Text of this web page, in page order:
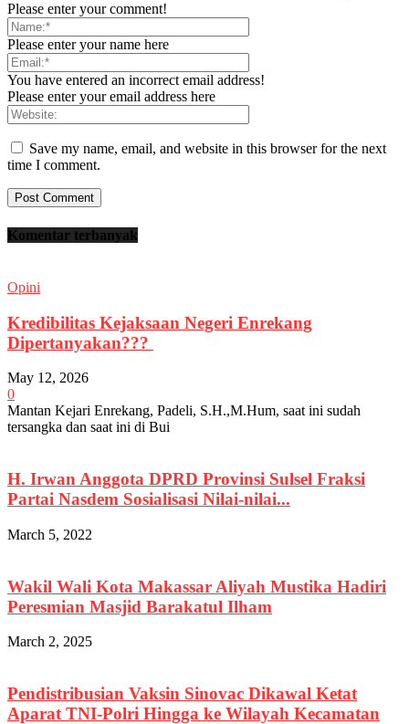
Please enter your comment!
Please enter your name here
You have entered an incorrect email address!
Please enter your email address here
Save my name, email, and website in this browser for the next
time I comment.
Komentar terbanyak
Opini
Kredibilitas Kejaksaan Negeri Enrekang
Dipertanyakan???
May 12, 2026
0
Mantan Kejari Enrekang, Padeli, S.H.,M.Hum, saat ini sudah
tersangka dan saat ini di Bui
H. Irwan Anggota DPRD Provinsi Sulsel Fraksi
Partai Nasdem Sosialisasi Nilai-nilai...
March 5, 2022
Wakil Wali Kota Makassar Aliyah Mustika Hadiri
Peresmian Masjid Barakatul Ilham
March 2, 2025
Pendistribusian Vaksin Sinovac Dikawal Ketat
Aparat TNI-Polri Hingga ke Wilayah Kecamatan